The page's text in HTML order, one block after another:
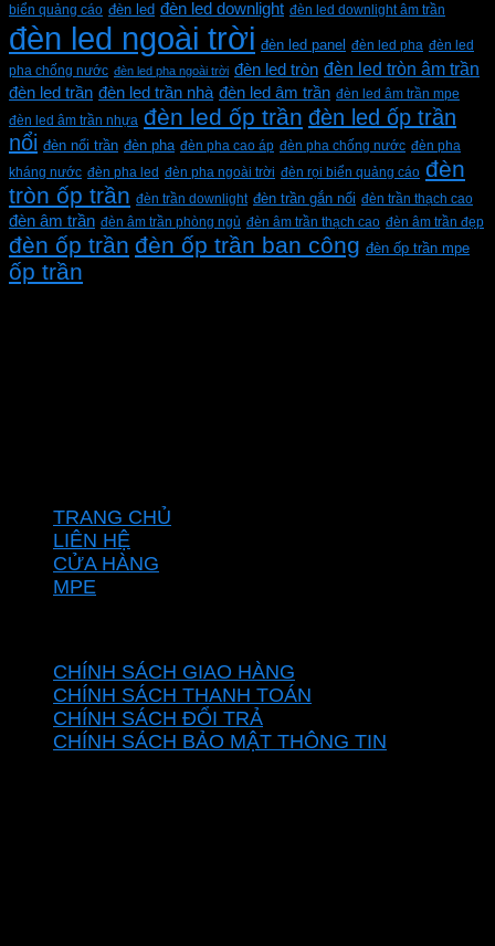
biển quảng cáo đèn led đèn led downlight đèn led downlight âm trần
đèn led ngoài trời đèn led panel đèn led pha đèn led
pha chống nước đèn led pha ngoài trời đèn led tròn đèn led tròn âm trần
đèn led trần đèn led trần nhà đèn led âm trần đèn led âm trần mpe
đèn led âm trần nhựa đèn led ốp trần đèn led ốp trần
nổi đèn nổi trần đèn pha đèn pha cao áp đèn pha chống nước đèn pha
kháng nước đèn pha led đèn pha ngoài trời đèn rọi biển quảng cáo đèn
tròn ốp trần đèn trần downlight đèn trần gắn nổi đèn trần thạch cao
đèn âm trần đèn âm trần phòng ngủ đèn âm trần thạch cao đèn âm trần đẹp
đèn ốp trần đèn ốp trần ban công đèn ốp trần mpe
ốp trần
TRANG CHỦ
LIÊN HỆ
CỬA HÀNG
MPE
CHÍNH SÁCH GIAO HÀNG
CHÍNH SÁCH THANH TOÁN
CHÍNH SÁCH ĐỔI TRẢ
CHÍNH SÁCH BẢO MẬT THÔNG TIN